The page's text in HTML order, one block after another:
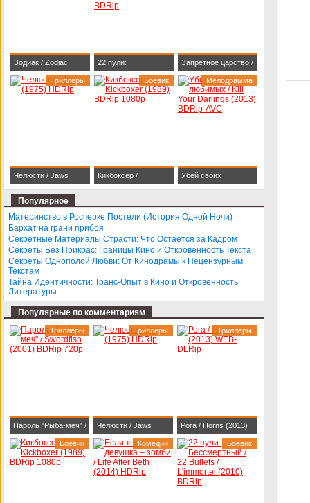
Зодиак / Zodiac
(2007) BDRip
22 пули:
Бессмертный / 22
Bullets / L'immortel
Запретное царство /
The Forbidden
Kingdom (2008)
Челюсти / Jaws
(1975) HDRip
Триллеры
Кикбоксер /
Боевик
Убей своих
Darlings (2013)
Мелодрамма
Популярное
Материнство в Росчерке Постели (История Одной Ночи)
Бархат на грани прибоя
Секретные Материалы Страсти: Что Остается за Кадром
Секреты Без Прикрас: Границы Кино и Откровенность Текста
Секреты Однополой Любви: От Кинодрамы к Нецензурным
Текстам
Тайна Идентичности: Транс-Опыт в Кино и Откровенность
Литературы
Популярные по комментариям
Пароль "Рыба-меч" /
Swordfish (2001)
BDRip 720p
Триллеры
Челюсти / Jaws
(1975) HDRip
Триллеры
Рога / Horns (2013)
WEB-DLRip
Триллеры
Боевик Комедии Боевик